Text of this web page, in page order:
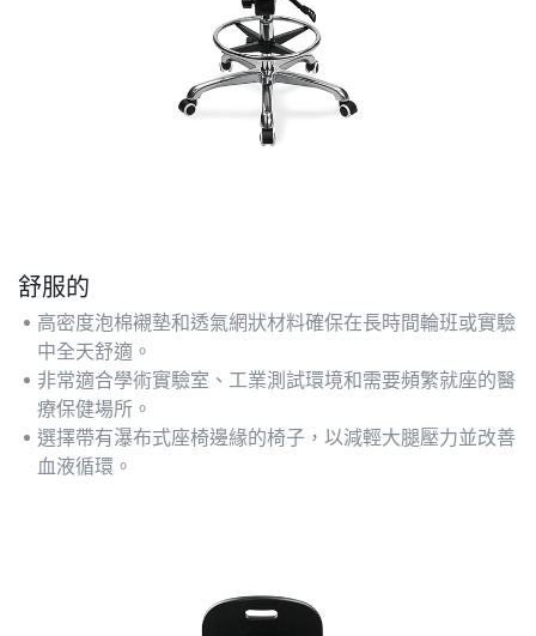
舒服的
高密度泡棉襯墊和透氣網狀材料確保在長時間輪班或實驗
中全天舒適。
非常適合學術實驗室、工業測試環境和需要頻繁就座的醫
療保健場所。
選擇帶有瀑布式座椅邊緣的椅子，以減輕大腿壓力並改善
血液循環。